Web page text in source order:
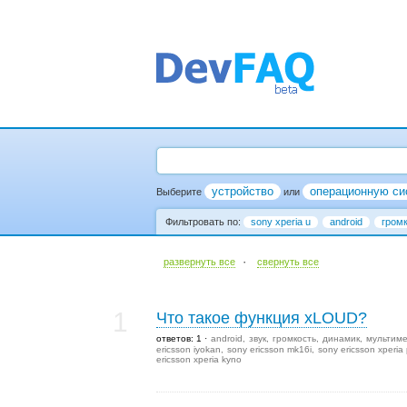
Выберите устройство или операционную
Фильтровать по: sony xperia u android
развернуть все · cвернуть все
Что такое функция xLOUD?
ответов: 1 android звук громкость динамик
ericsson iyokan
sony ericsson mk16i
sony ericsson xperia
ericsson xperia kyno